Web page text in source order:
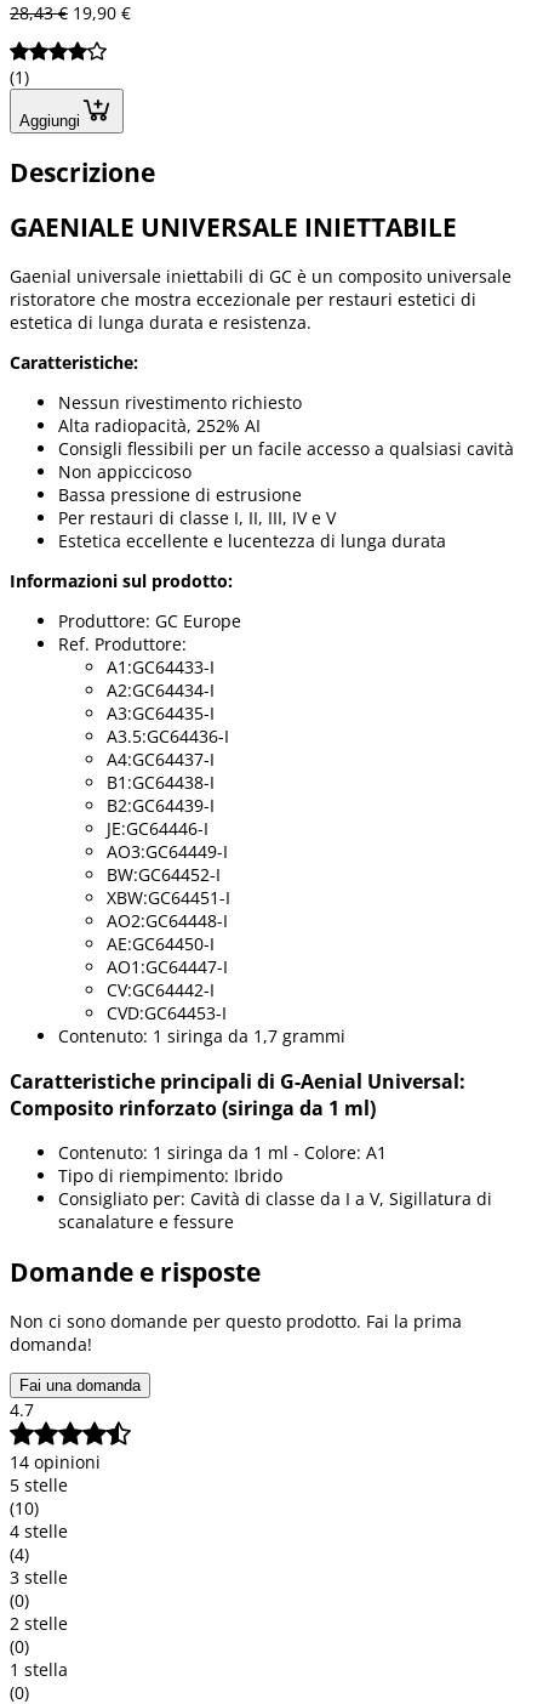
28,43 € 19,90 €
(1)
Aggiungi
Descrizione
GAENIALE UNIVERSALE INIETTABILE
Gaenial universale iniettabili di GC è un composito universale
ristoratore che mostra eccezionale per restauri estetici di
estetica di lunga durata e resistenza.
Caratteristiche:
Nessun rivestimento richiesto
Alta radiopacità, 252% AI
Consigli flessibili per un facile accesso a qualsiasi cavità
Non appiccicoso
Bassa pressione di estrusione
Per restauri di classe I, II, III, IV e V
Estetica eccellente e lucentezza di lunga durata
Informazioni sul prodotto:
Produttore: GC Europe
Ref. Produttore:
A1:GC64433-I
A2:GC64434-I
A3:GC64435-I
A3.5:GC64436-I
A4:GC64437-I
B1:GC64438-I
B2:GC64439-I
JE:GC64446-I
AO3:GC64449-I
BW:GC64452-I
XBW:GC64451-I
AO2:GC64448-I
AE:GC64450-I
AO1:GC64447-I
CV:GC64442-I
CVD:GC64453-I
Contenuto: 1 siringa da 1,7 grammi
Caratteristiche principali di G-Aenial Universal:
Composito rinforzato (siringa da 1 ml)
Contenuto: 1 siringa da 1 ml - Colore: A1
Tipo di riempimento: Ibrido
Consigliato per: Cavità di classe da I a V, Sigillatura di
scanalature e fessure
Domande e risposte
Non ci sono domande per questo prodotto. Fai la prima
domanda!
Fai una domanda
4.7
14 opinioni
5 stelle
(10)
4 stelle
(4)
3 stelle
(0)
2 stelle
(0)
1 stella
(0)